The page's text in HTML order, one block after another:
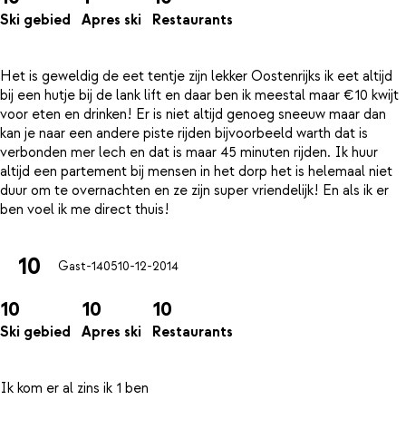
Ski gebied Apres ski Restaurants
Het is geweldig de eet tentje zijn lekker Oostenrijks ik eet altijd
bij een hutje bij de lank lift en daar ben ik meestal maar €10 kwijt
voor eten en drinken! Er is niet altijd genoeg sneeuw maar dan
kan je naar een andere piste rijden bijvoorbeeld warth dat is
verbonden mer lech en dat is maar 45 minuten rijden. Ik huur
altijd een partement bij mensen in het dorp het is helemaal niet
duur om te overnachten en ze zijn super vriendelijk! En als ik er
10 Gast-140510-12-2014
10
Ski gebied
10
Apres ski
10
Restaurants